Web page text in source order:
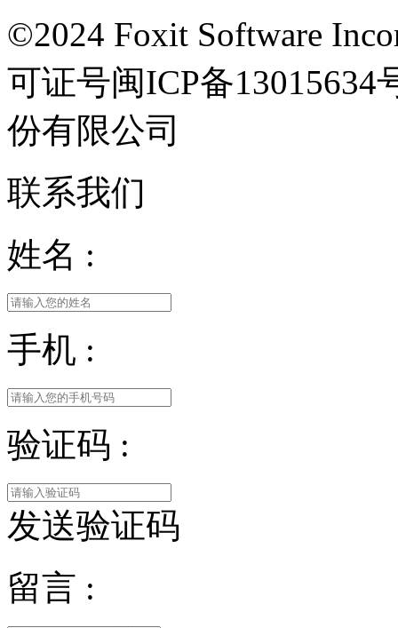
©2024 Foxit Software
可证号闽ICP备
份有限公司
联系我们
姓名 :
手机 :
验证码 :
发送验证码
留言 :